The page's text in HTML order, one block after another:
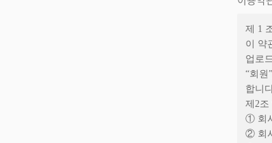
제 1
이 약
업로
“회원
합니
제2조
① 회
② 회